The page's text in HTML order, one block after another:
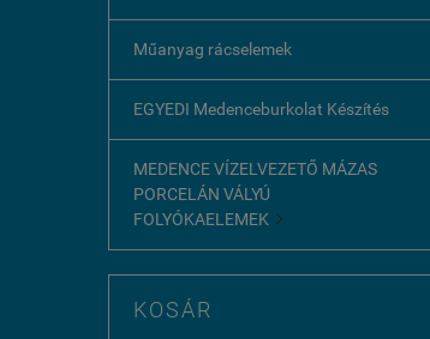
Műanyag rácselemek
EGYEDI Medenceburkolat Készítés
MEDENCE VÍZELVEZETŐ MÁZAS
PORCELÁN VÁLYÚ
FOLYÓKAELEMEK 
KOSÁR